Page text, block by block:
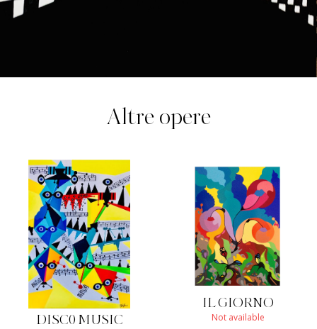
Altre opere
DISC0 MUSIC
IL GIORNO
Not available